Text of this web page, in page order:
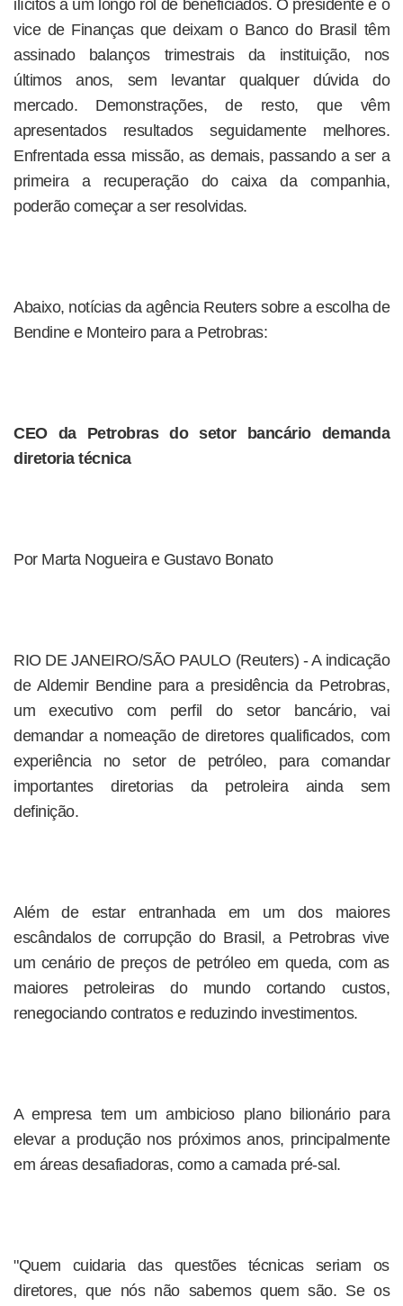
ilícitos a um longo rol de beneficiados. O presidente e o
vice de Finanças que deixam o Banco do Brasil têm
assinado balanços trimestrais da instituição, nos
últimos anos, sem levantar qualquer dúvida do
mercado. Demonstrações, de resto, que vêm
apresentados resultados seguidamente melhores.
Enfrentada essa missão, as demais, passando a ser a
primeira a recuperação do caixa da companhia,
poderão começar a ser resolvidas.
Abaixo, notícias da agência Reuters sobre a escolha de
Bendine e Monteiro para a Petrobras:
CEO da Petrobras do setor bancário demanda
diretoria técnica
Por Marta Nogueira e Gustavo Bonato
RIO DE JANEIRO/SÃO PAULO (Reuters) - A indicação
de Aldemir Bendine para a presidência da Petrobras,
um executivo com perfil do setor bancário, vai
demandar a nomeação de diretores qualificados, com
experiência no setor de petróleo, para comandar
importantes diretorias da petroleira ainda sem
definição.
Além de estar entranhada em um dos maiores
escândalos de corrupção do Brasil, a Petrobras vive
um cenário de preços de petróleo em queda, com as
maiores petroleiras do mundo cortando custos,
renegociando contratos e reduzindo investimentos.
A empresa tem um ambicioso plano bilionário para
elevar a produção nos próximos anos, principalmente
em áreas desafiadoras, como a camada pré-sal.
"Quem cuidaria das questões técnicas seriam os
diretores, que nós não sabemos quem são. Se os